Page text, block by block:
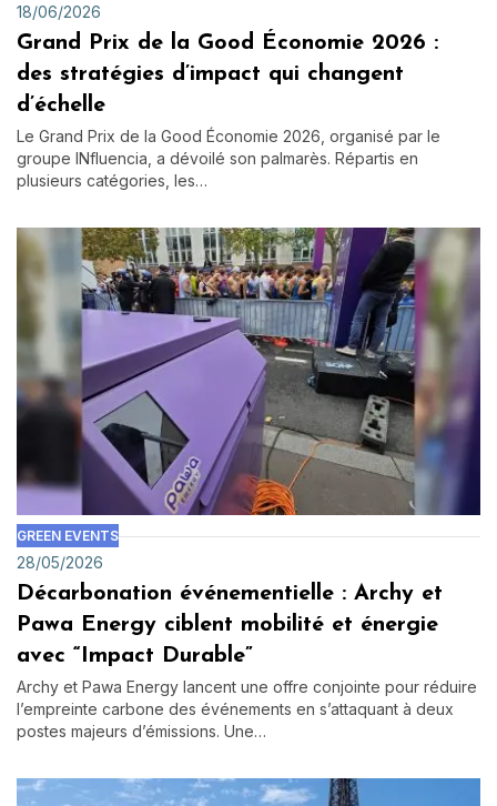
18/06/2026
Grand Prix de la Good Économie 2026 :
des stratégies d’impact qui changent
d’échelle
Le Grand Prix de la Good Économie 2026, organisé par le
groupe INfluencia, a dévoilé son palmarès. Répartis en
plusieurs catégories, les…
GREEN EVENTS
28/05/2026
Décarbonation événementielle : Archy et
Pawa Energy ciblent mobilité et énergie
avec “Impact Durable”
Archy et Pawa Energy lancent une offre conjointe pour réduire
l’empreinte carbone des événements en s’attaquant à deux
postes majeurs d’émissions. Une…